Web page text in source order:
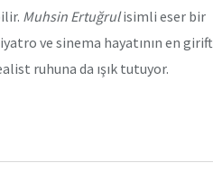
Muhsin Ertuğrulisimli eser bir
ve sinema hayatının en girift
ruhuna da ışık tutuyor.